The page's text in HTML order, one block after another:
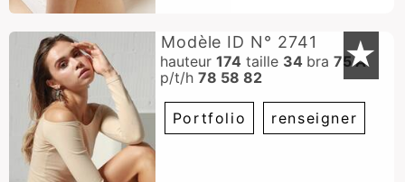
★
Modèle ID N° 2741
hauteur 174 taille 34 bra 75 A
p/t/h 78 58 82
Portfolio renseigner